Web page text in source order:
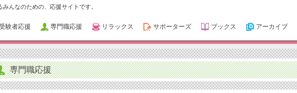
んなのための、応援サイトです。
験者応援 専門職応援 リラックス サポーターズ ブックス アーカイブ
専門職応援